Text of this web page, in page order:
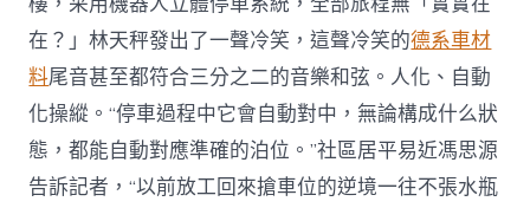
在？」林天秤發出了一聲冷笑，這聲冷笑的德系車材
料尾音甚至都符合三分之二的音樂和弦。人化、自動
化操縱。“停車過程中它會自動對中，無論構成什么狀
態，都能自動對應準確的泊位。”社區居平易近馮思源
告訴記者，“以前放工回來搶車位的逆境一往不張水瓶